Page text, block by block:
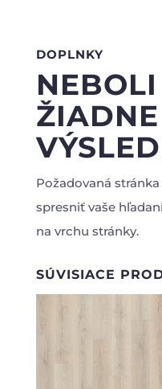
DOPLNKY
ŽIADNE
Požadovaná
spresniť vaše
na vrchu stránky.
SÚVISIACE